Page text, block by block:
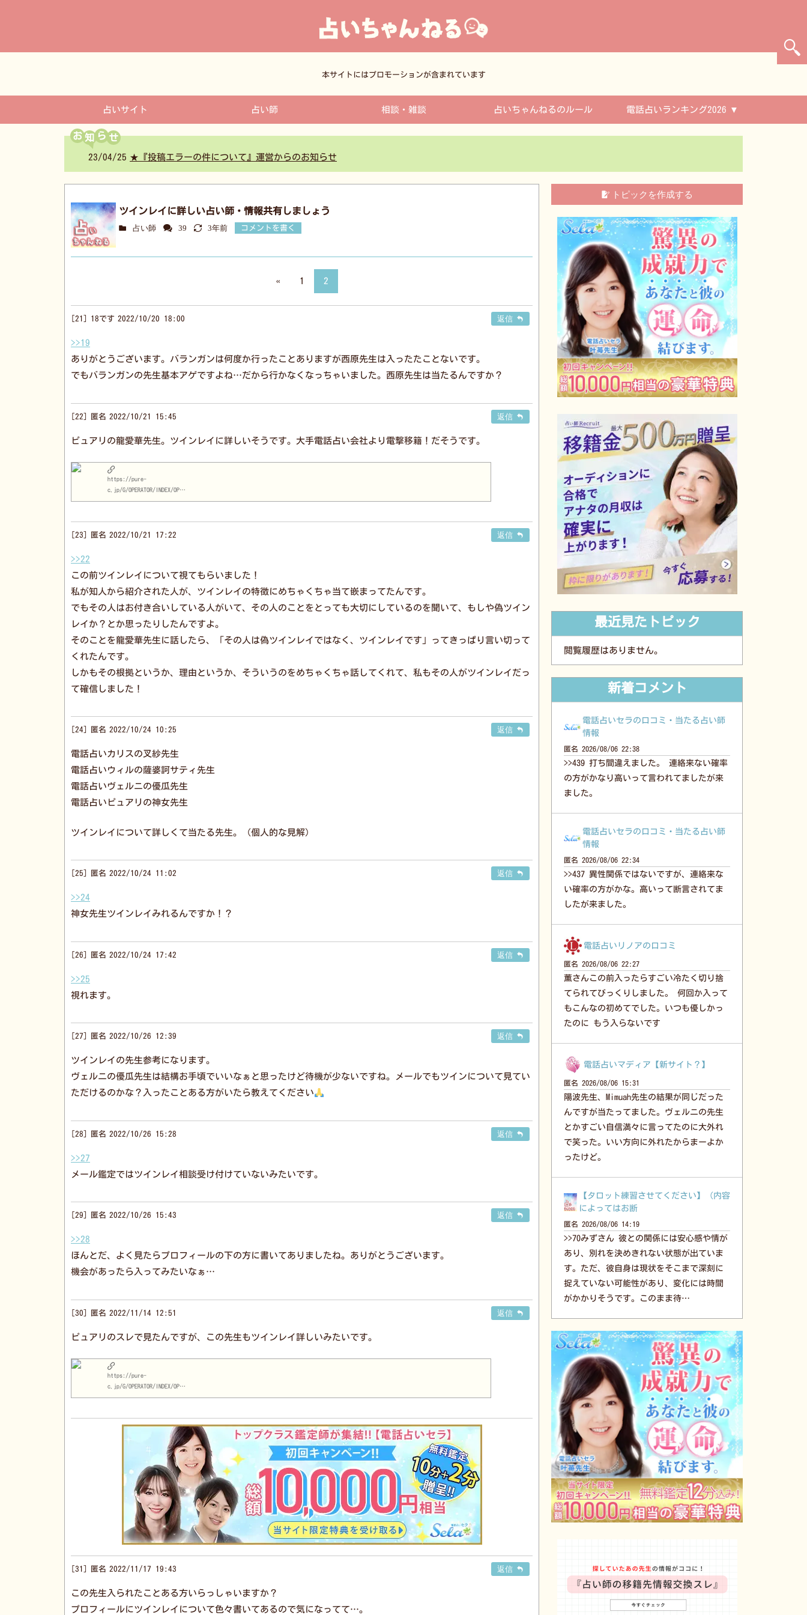
本サイトにはプロモーションが含まれています
占いサイト 占い師 相談・雑談 占いちゃんねるのルール 電話占いランキング2026
お ら
23/04/25 ★『投稿エラーの件について』運営からのお知らせ
ツインレイに詳しい占い師・情報共有しましょう
占い師 39 3年前 コメントを書く
« 1 2
21 18です 2022/10/20 18:00 返信
>>19
ありがとうございます。バランガンは何度か行ったことありますが西原先生は入ったたことないです。
でもバランガンの先生基本アゲですよね…だから行かなくなっちゃいました。西原先生は当たるんですか？
22 匿名 2022/10/21 15:45 返信
ピュアリの龍愛華先生。ツインレイに詳しいそうです。大手電話占い会社より電撃移籍！だそうです。
https://pure-
c.jp/G/OPERATOR/INDEX/OPID/1103/
23 匿名 2022/10/21 17:22 返信
>>22
この前ツインレイについて視てもらいました！
私が知人から紹介された人が、ツインレイの特徴にめちゃくちゃ当て嵌まってたんです。
でもその人はお付き合いしている人がいて、その人のことをとっても大切にしているのを聞いて、もしや偽ツイン
レイか？とか思ったりしたんですよ。
そのことを龍愛華先生に話したら、「その人は偽ツインレイではなく、ツインレイです」ってきっぱり言い切って
くれたんです。
しかもその根拠というか、理由というか、そういうのをめちゃくちゃ話してくれて、私もその人がツインレイだっ
て確信しました！
24 匿名 2022/10/24 10:25 返信
電話占いカリスの叉紗先生
電話占いウィルの薩婆訶サティ先生
電話占いヴェルニの優瓜先生
電話占いピュアリの神女先生
ツインレイについて詳しくて当たる先生。（個人的な見解）
25 匿名 2022/10/24 11:02 返信
>>24
神女先生ツインレイみれるんですか！？
26 匿名 2022/10/24 17:42 返信
>>25
視れます。
27 匿名 2022/10/26 12:39 返信
ツインレイの先生参考になります。
ヴェルニの優瓜先生は結構お手頃でいいなぁと思ったけど待機が少ないですね。メールでもツインについて見てい
ただけるのかな？入ったことある方がいたら教えてください
28 匿名 2022/10/26 15:28 返信
>>27
メール鑑定ではツインレイ相談受け付けていないみたいです。
29 匿名 2022/10/26 15:43 返信
>>28
ほんとだ、よく見たらプロフィールの下の方に書いてありましたね。ありがとうございます。
機会があったら入ってみたいなぁ…
30 匿名 2022/11/14 12:51 返信
ピュアリのスレで見たんですが、この先生もツインレイ詳しいみたいです。
https://pure-
c.jp/G/OPERATOR/INDEX/OPID/1076/
31 匿名 2022/11/17 19:43 返信
この先生入られたことある方いらっしゃいますか？
プロフィールにツインレイについて色々書いてあるので気になってて…。
トピックを作成する
最近見たトピック
閲覧履歴はありません。
新着コメント
電話占いセラの口コミ・当たる占い師
情報
匿名 2026/08/06 22:38
>>439 打ち間違えました。 連絡来ない確率
の方がかなり高いって言われてましたが来
ました。
電話占いセラの口コミ・当たる占い師
情報
匿名 2026/08/06 22:34
>>437 異性関係ではないですが、連絡来な
い確率の方がかな。高いって断言されてま
したが来ました。
電話占いリノアの口コミ
匿名 2026/08/06 22:27
薫さんこの前入ったらすごい冷たく切り捨
てられてびっくりしました。 何回か入って
もこんなの初めてでした。いつも優しかっ
たのに もう入らないです
電話占いマディア【新サイト？】
匿名 2026/08/06 15:31
陽波先生、Mimuah先生の結果が同じだった
んですが当たってました。ヴェルニの先生
とかすごい自信満々に言ってたのに大外れ
で笑った。いい方向に外れたからまーよか
ったけど。
【タロット練習させてください】（内容
によってはお断
匿名 2026/08/06 14:19
>>70みずさん 彼との関係には安心感や情が
あり、別れを決めきれない状態が出ていま
す。ただ、彼自身は現状をそこまで深刻に
捉えていない可能性があり、変化には時間
がかかりそうです。このまま待…